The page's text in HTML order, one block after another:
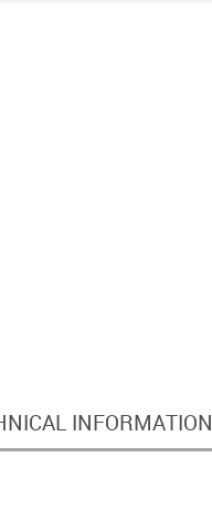
INFORMATION